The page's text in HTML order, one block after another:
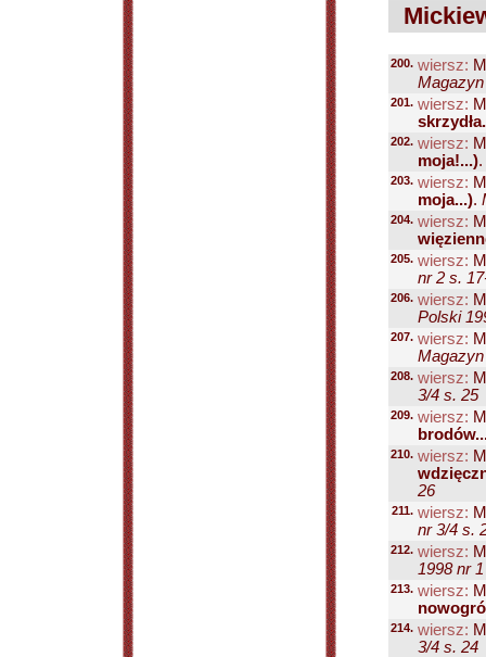
200. wiersz:
201. wiersz:
202. wiersz:
moja!...).
203. wiersz:
moja...).
204. wiersz:
205. wiersz:
nr 2 s.
206. wiersz:
Polski
207. wiersz:
208. wiersz:
3/4 s. 25
209. wiersz:
210. wiersz:
26
211. wiersz:
nr 3/4 s.
212. wiersz:
1998 nr
213. wiersz:
214. wiersz:
3/4 s. 24